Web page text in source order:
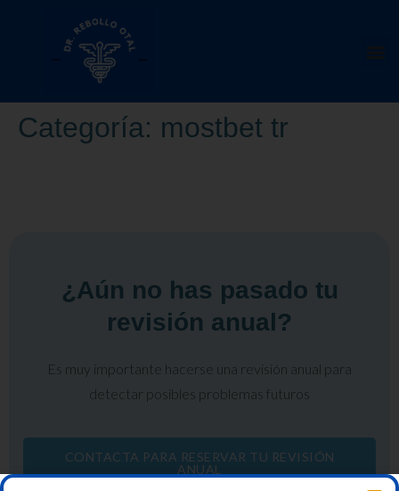
Categoría: mostbet tr
¿Aún no has pasado tu
revisión anual?
Es muy importante hacerse una revisión anual para
detectar posibles problemas futuros
CONTACTA PARA RESERVAR TU REVISIÓN
ANUAL